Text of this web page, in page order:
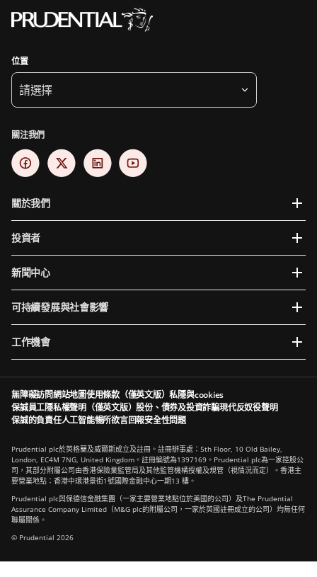
位置
請選擇
關注我們
關於我們
投資者
新聞中心
可持續發展與社會影響
工作機會
無障礙訪問網站地圖使用條款（僅英文版）私隱與cookies
保誠員工隱私權聲明（僅英文版）股份、債券及投資詐騙現代反奴役聲明
保誠的負責任人工智能暢所欲言回報安全性問題
Prudential plc於英格蘭及威爾斯成立及註冊。註冊辦事處：5th Floor, 10 Old Bailey,
London, EC4M 7NG, United Kingdom。註冊編號為1397169。Prudential plc為一家控股公
司，其部分附屬公司由香港保險業監管局及其他監管機構授權及規管（視情況而定）。香港主
要營業地點：香港中環港景街1號國際金融中心一期13 樓。
Prudential plc與保德信金融集團（一家主要營業地點位於美國的公司）及The Prudential
Assurance Company Limited（M&G plc的附屬公司，一家於英國註冊成立的公司）均無任何
聯屬關係。
© Prudential 2026